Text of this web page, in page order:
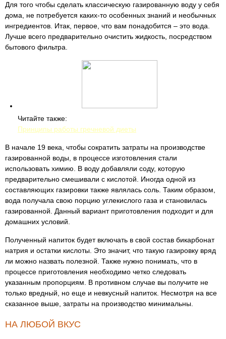
Для того чтобы сделать классическую газированную воду у себя
дома, не потребуется каких-то особенных знаний и необычных
ингредиентов. Итак, первое, что вам понадобится – это вода.
Лучше всего предварительно очистить жидкость, посредством
бытового фильтра.
Читайте также:
Принципы работы гречневой диеты
В начале 19 века, чтобы сократить затраты на производстве
газированной воды, в процессе изготовления стали
использовать химию. В воду добавляли соду, которую
предварительно смешивали с кислотой. Иногда одной из
составляющих газировки также являлась соль. Таким образом,
вода получала свою порцию углекислого газа и становилась
газированной. Данный вариант приготовления подходит и для
домашних условий.
Полученный напиток будет включать в свой состав бикарбонат
натрия и остатки кислоты. Это значит, что такую газировку вряд
ли можно назвать полезной. Также нужно понимать, что в
процессе приготовления необходимо четко следовать
указанным пропорциям. В противном случае вы получите не
только вредный, но еще и невкусный напиток. Несмотря на все
сказанное выше, затраты на производство минимальны.
НА ЛЮБОЙ ВКУС